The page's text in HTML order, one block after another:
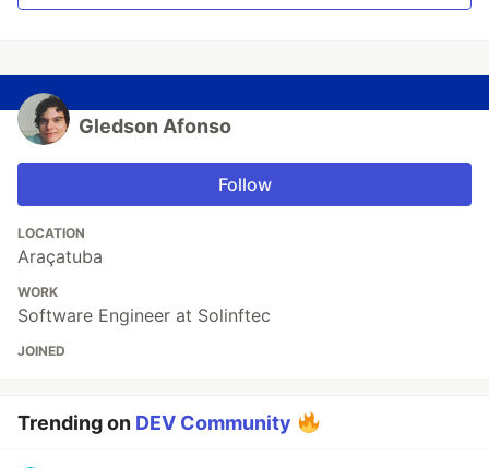
Gledson Afonso
Follow
LOCATION
Araçatuba
WORK
Software Engineer at Solinftec
JOINED
Trending on DEV Community